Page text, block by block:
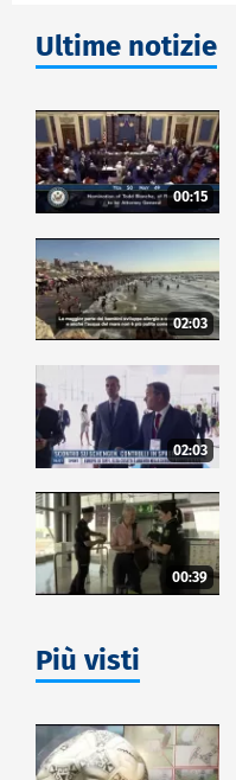
Ultime notizie
00:15
02:03
02:03
00:39
Più visti